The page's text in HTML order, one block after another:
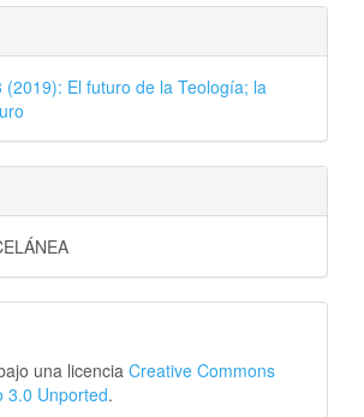
(2019): El futuro de la Teología; la
una licencia Creative Commons
3.0 Unported.